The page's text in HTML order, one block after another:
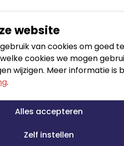
website
van cookies om goed
cookies we mogen
wijzigen. Meer informatie is
.
Alles accepteren
Zelf instellen
& Advies -
en werk